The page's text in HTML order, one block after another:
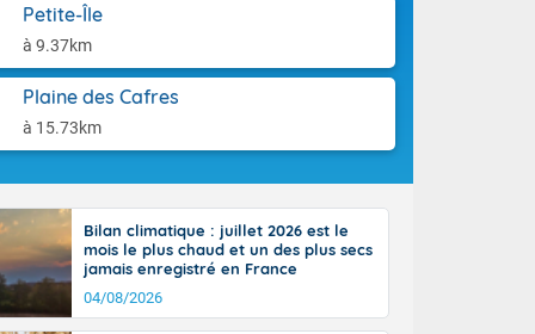
du temps
Petite-Île
à 9.37km
Plaine des Cafres
à 15.73km
: Brest :
20
17
: 37/21
pour 13
du-Sud
Bilan climatique : juillet 2026 est le
mois le plus chaud et un des plus secs
jamais enregistré en France
04/08/2026